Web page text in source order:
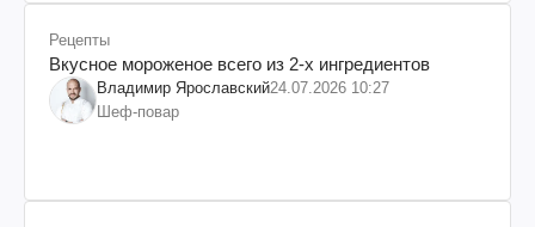
Рецепты
Вкусное мороженое всего из 2-х ингредиентов
Владимир Ярославский24.07.2026 10:27
Шеф-повар